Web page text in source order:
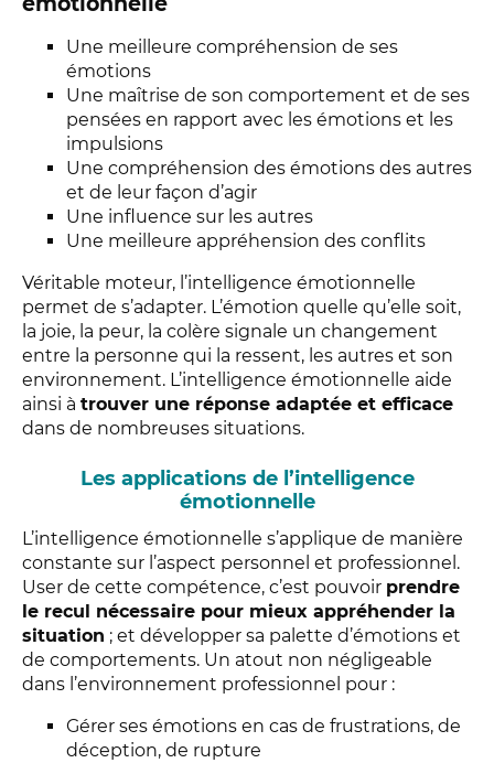
Une meilleure compréhension de ses
émotions
Une maîtrise de son comportement et de ses
pensées en rapport avec les émotions et les
impulsions
Une compréhension des émotions des autres
et de leur façon d’agir
Une influence sur les autres
Une meilleure appréhension des conflits
Véritable moteur, l’intelligence émotionnelle
permet de s’adapter. L’émotion quelle qu’elle soit,
la joie, la peur, la colère signale un changement
entre la personne qui la ressent, les autres et son
environnement. L’intelligence émotionnelle aide
ainsi à trouver une réponse adaptée et efficace
dans de nombreuses situations.
Les applications de l’intelligence
émotionnelle
L’intelligence émotionnelle s’applique de manière
constante sur l’aspect personnel et professionnel.
User de cette compétence, c’est pouvoir prendre
le recul nécessaire pour mieux appréhender la
situation ; et développer sa palette d’émotions et
de comportements. Un atout non négligeable
dans l’environnement professionnel pour :
Gérer ses émotions en cas de frustrations, de
déception, de rupture